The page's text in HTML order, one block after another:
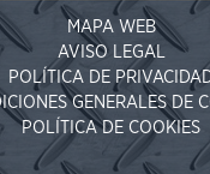
MAPA WEB
AVISO LEGAL
POLÍTICA DE
GENERALES DE
POLÍTICA DE COOKIES